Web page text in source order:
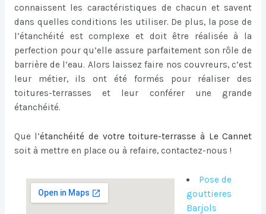
connaissent les caractéristiques de chacun et savent
dans quelles conditions les utiliser. De plus, la pose de
l’étanchéité est complexe et doit être réalisée à la
perfection pour qu’elle assure parfaitement son rôle de
barrière de l’eau. Alors laissez faire nos couvreurs, c’est
leur métier, ils ont été formés pour réaliser des
toitures-terrasses et leur conférer une grande
étanchéité.
Que l’étanchéité de votre toiture-terrasse à Le Cannet
soit à mettre en place ou à refaire, contactez-nous !
Pose de
gouttieres
Barjols